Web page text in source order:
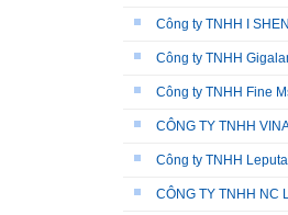
Công ty TNHH I
Công ty TNHH
Công ty TNHH Fine
CÔNG TY TNHH
Công ty TNHH
CÔNG TY TNHH NC